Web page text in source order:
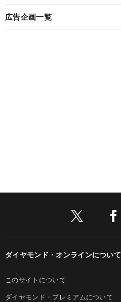
広告企画一覧
ダイヤモンド・オンラインについて
このサイトについて
ダイヤモンド・プレミアムについて